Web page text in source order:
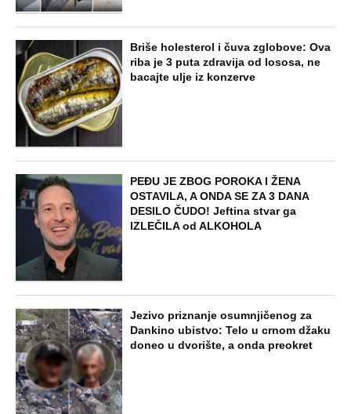
Briše holesterol i čuva zglobove: Ova
riba je 3 puta zdravija od lososa, ne
bacajte ulje iz konzerve
PEĐU JE ZBOG POROKA I ŽENA
OSTAVILA, A ONDA SE ZA 3 DANA
DESILO ČUDO! Jeftina stvar ga
IZLEČILA od ALKOHOLA
Jezivo priznanje osumnjičenog za
Dankino ubistvo: Telo u crnom džaku
doneo u dvorište, a onda preokret